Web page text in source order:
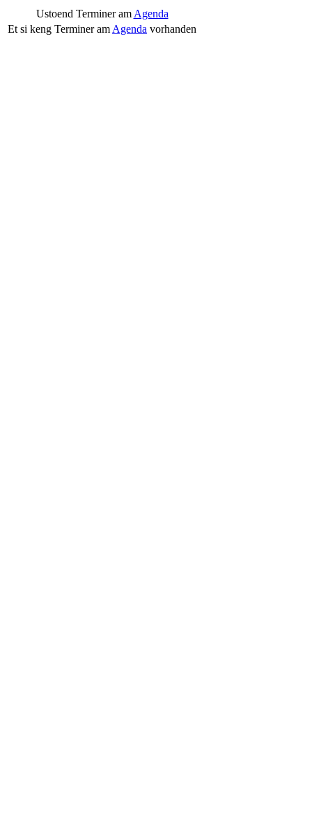
Ustoend Terminer am Agenda
Et si keng Terminer am Agenda vorhanden